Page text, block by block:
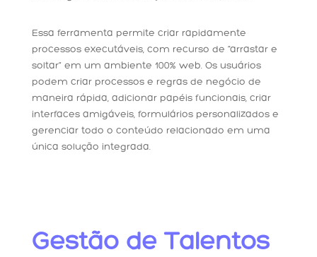
Essa ferramenta permite criar rapidamente
processos executáveis, com recurso de “arrastar e
soltar” em um ambiente 100% web. Os usuários
podem criar processos e regras de negócio de
maneira rápida, adicionar papéis funcionais, criar
interfaces amigáveis, formulários personalizados e
gerenciar todo o conteúdo relacionado em uma
única solução integrada.
Gestão de Talentos